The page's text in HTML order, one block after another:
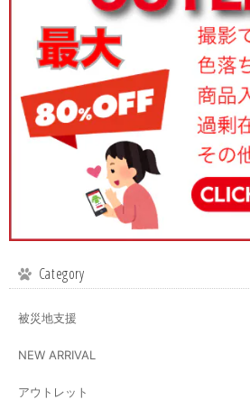
Category
被災地支援
NEW ARRIVAL
アウトレット